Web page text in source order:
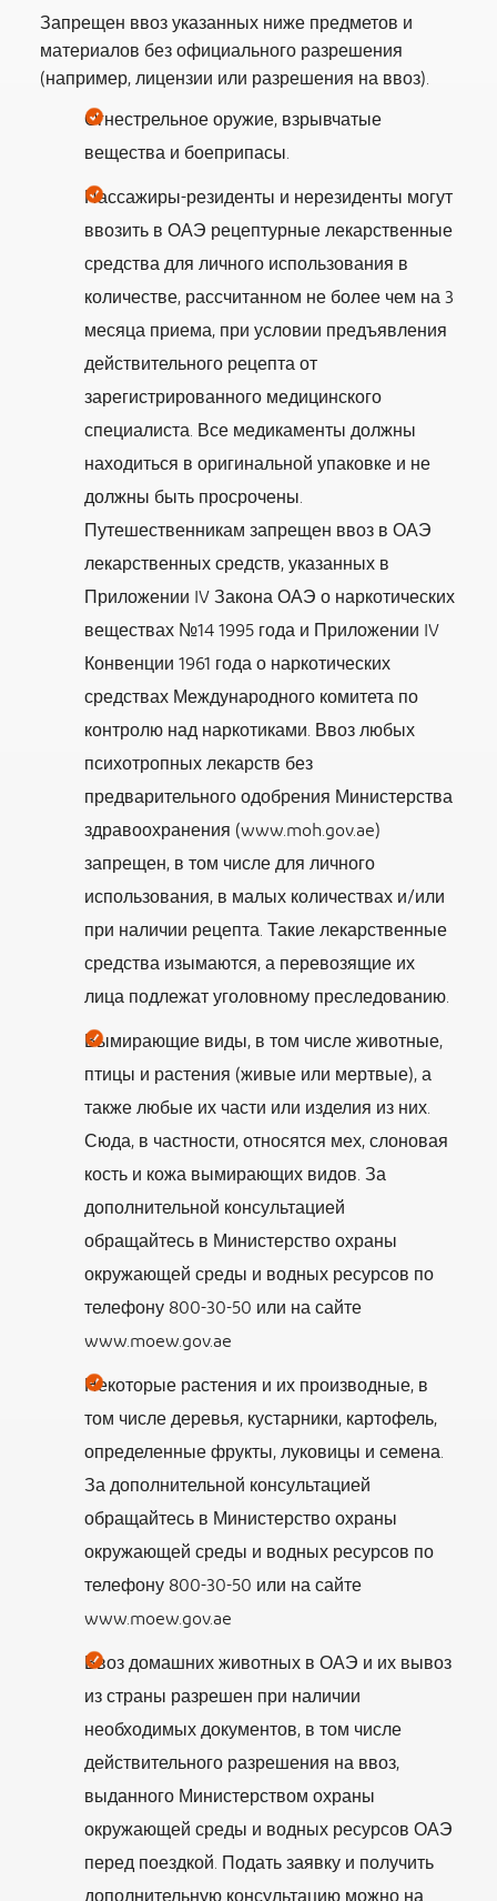
Запрещен ввоз указанных ниже предметов и
материалов без официального разрешения
(например, лицензии или разрешения на ввоз).
Огнестрельное оружие, взрывчатые
вещества и боеприпасы.
Пассажиры-резиденты и нерезиденты могут
ввозить в ОАЭ рецептурные лекарственные
средства для личного использования в
количестве, рассчитанном не более чем на 3
месяца приема, при условии предъявления
действительного рецепта от
зарегистрированного медицинского
специалиста. Все медикаменты должны
находиться в оригинальной упаковке и не
должны быть просрочены.
Путешественникам запрещен ввоз в ОАЭ
лекарственных средств, указанных в
Приложении IV Закона ОАЭ о наркотических
веществах №14 1995 года и Приложении IV
Конвенции 1961 года о наркотических
средствах Международного комитета по
контролю над наркотиками. Ввоз любых
психотропных лекарств без
предварительного одобрения Министерства
здравоохранения (www.moh.gov.ae)
запрещен, в том числе для личного
использования, в малых количествах и/или
при наличии рецепта. Такие лекарственные
средства изымаются, а перевозящие их
лица подлежат уголовному преследованию.
Вымирающие виды, в том числе животные,
птицы и растения (живые или мертвые), а
также любые их части или изделия из них.
Сюда, в частности, относятся мех, слоновая
кость и кожа вымирающих видов. За
дополнительной консультацией
обращайтесь в Министерство охраны
окружающей среды и водных ресурсов по
телефону 800-30-50 или на сайте
www.moew.gov.ae
Некоторые растения и их производные, в
том числе деревья, кустарники, картофель,
определенные фрукты, луковицы и семена.
За дополнительной консультацией
обращайтесь в Министерство охраны
окружающей среды и водных ресурсов по
телефону 800-30-50 или на сайте
www.moew.gov.ae
Ввоз домашних животных в ОАЭ и их вывоз
из страны разрешен при наличии
необходимых документов, в том числе
действительного разрешения на ввоз,
выданного Министерством охраны
окружающей среды и водных ресурсов ОАЭ
перед поездкой. Подать заявку и получить